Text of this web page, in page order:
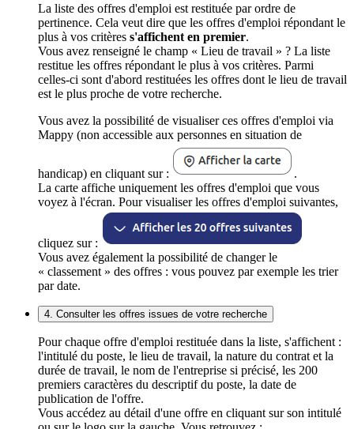
La liste des offres d'emploi est restituée par ordre de
pertinence. Cela veut dire que les offres d'emploi répondant le
plus à vos critères s'affichent en premier.
Vous avez renseigné le champ « Lieu de travail » ? La liste
restitue les offres répondant le plus à vos critères. Parmi
celles-ci sont d'abord restituées les offres dont le lieu de travail
est le plus proche de votre recherche.
Vous avez la possibilité de visualiser ces offres d'emploi via
Mappy (non accessible aux personnes en situation de
handicap) en cliquant sur :
.
La carte affiche uniquement les offres d'emploi que vous
voyez à l'écran. Pour visualiser les offres d'emploi suivantes,
cliquez sur :
Vous avez également la possibilité de changer le
« classement » des offres : vous pouvez par exemple les trier
par date.
4. Consulter les offres issues de votre recherche
Pour chaque offre d'emploi restituée dans la liste, s'affichent :
l'intitulé du poste, le lieu de travail, la nature du contrat et la
durée de travail, le nom de l'entreprise si précisé, les 200
premiers caractères du descriptif du poste, la date de
publication de l'offre.
Vous accédez au détail d'une offre en cliquant sur son intitulé